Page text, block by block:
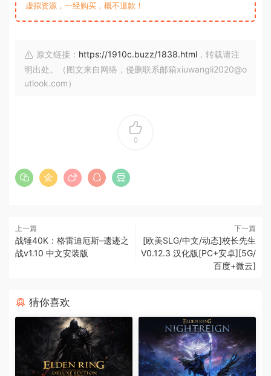
虚拟资源，一经购买，概不退款！
原文链接： https://1910c.buzz/1838.html ，转载请注
明出处。（图文来自网络，侵删联系邮箱xiuwangli2020@o
utlook.com）
0
上一篇
战锤40K：格雷迪厄斯–遗迹之
战v1.10 中文安装版
下一篇
[欧美SLG/中文/动态]校长先生
V0.12.3 汉化版[PC+安卓][5G/
百度+微云]
猜你喜欢